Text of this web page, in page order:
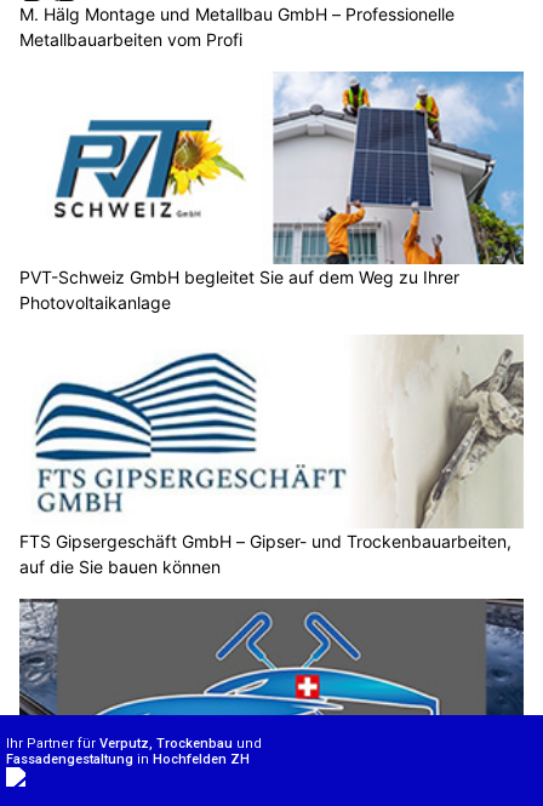
M. Hälg Montage und Metallbau GmbH – Professionelle
Metallbauarbeiten vom Profi
PVT-Schweiz GmbH begleitet Sie auf dem Weg zu Ihrer
Photovoltaikanlage
FTS Gipsergeschäft GmbH – Gipser- und Trockenbauarbeiten,
auf die Sie bauen können